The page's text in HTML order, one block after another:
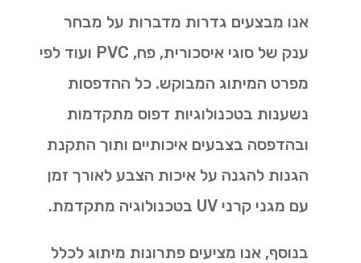
אנו מבצעים גדרות מדברות על מבחר
ענק של סוגי איסכורית, פח, PVC ועוד לפי
מפרט המיתוג המבוקש. כל ההדפסות
נשענות בטכנולוגיות דפוס מתקדמות
ובהדפסה בצבעים איכותיים ותוך התקנת
הגנות להגנה על איכות הצבע לאורך זמן
עם מגני קרני UV בטכנולוגיה מתקדמת.
בנוסף, אנו מציעים פתרונות מיתוג לכלל